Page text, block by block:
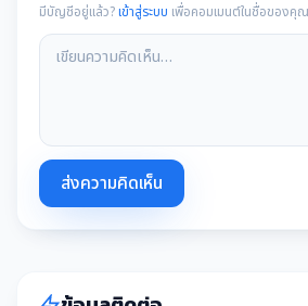
มีบัญชีอยู่แล้ว?เข้าสู่ระบบ เพื่อคอมเมนต์ในชื่อของคุณ
ส่งความคิดเห็น